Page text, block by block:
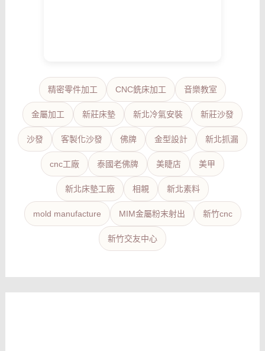
精密零件加工 CNC銑床加工 音樂教室
金屬加工 新莊床墊 新北冷氣安裝 新莊沙發
沙發 客製化沙發 佛牌 金型設計 新北抓漏
cnc工廠 泰國老佛牌 美睫店 美甲
新北床墊工廠 相親 新北素料
mold manufacture MIM金屬粉末射出 新竹cnc
新竹交友中心